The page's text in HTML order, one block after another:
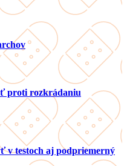
proti rozkrádaniu
v testoch aj podpriemerný